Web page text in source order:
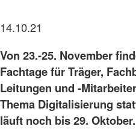
14.10.21
Von 23.-25. November
Fachtage für Träger,
Leitungen und -
Thema Digitalisierung
läuft noch bis 29. Oktober.